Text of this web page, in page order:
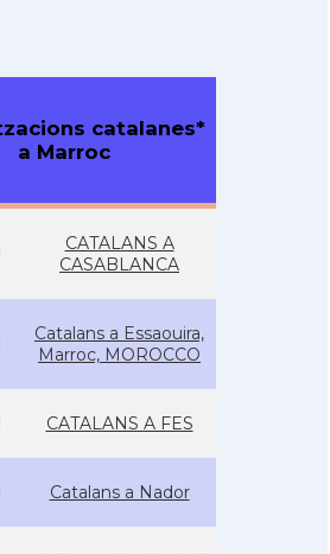
catalanes*
a Marroc
CATALANS A
CASABLANCA
Catalans a Essaouira,
Marroc, MOROCCO
CATALANS A FES
Catalans a Nador